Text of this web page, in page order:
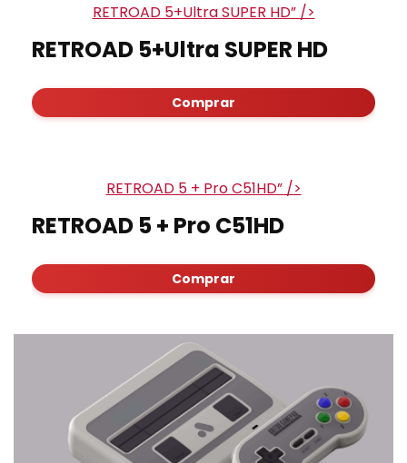
RETROAD 5+Ultra SUPER HD” />
RETROAD 5+Ultra SUPER HD
Comprar
RETROAD 5 + Pro C51HD” />
RETROAD 5 + Pro C51HD
Comprar